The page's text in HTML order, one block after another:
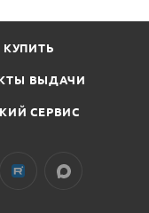
КУПИТЬ
ВЫДАЧИ
СЕРВИС